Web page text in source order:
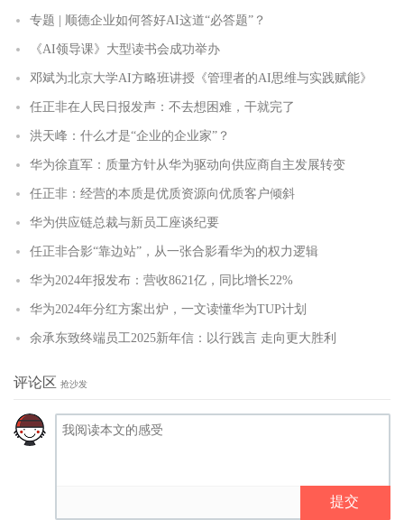
专题 | 顺德企业如何答好AI这道“必答题”？
《AI领导课》大型读书会成功举办
邓斌为北京大学AI方略班讲授《管理者的AI思维与实践赋能》
任正非在人民日报发声：不去想困难，干就完了
洪天峰：什么才是“企业的企业家”？
华为徐直军：质量方针从华为驱动向供应商自主发展转变
任正非：经营的本质是优质资源向优质客户倾斜
华为供应链总裁与新员工座谈纪要
任正非合影“靠边站”，从一张合影看华为的权力逻辑
华为2024年报发布：营收8621亿，同比增长22%
华为2024年分红方案出炉，一文读懂华为TUP计划
余承东致终端员工2025新年信：以行践言 走向更大胜利
评论区 抢沙发
提交